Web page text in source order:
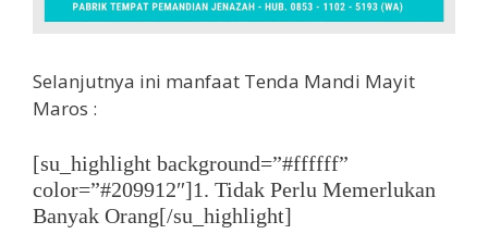
Selanjutnya ini manfaat Tenda Mandi Mayit
Maros :
[su_highlight background=”#ffffff”
color=”#209912″]1. Tidak Perlu Memerlukan
Banyak Orang[/su_highlight]